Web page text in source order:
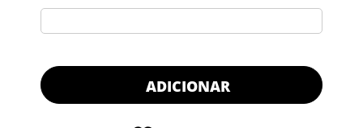
ADICIONAR